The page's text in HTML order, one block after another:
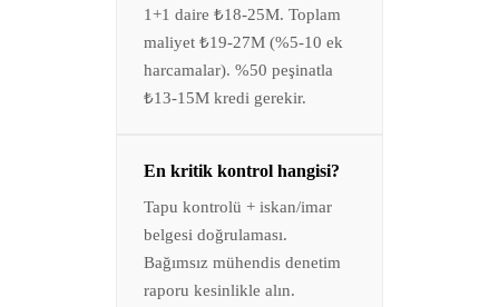
1+1 daire ₺18-25M. Toplam
maliyet ₺19-27M (%5-10 ek
harcamalar). %50 peşinatla
₺13-15M kredi gerekir.
En kritik kontrol hangisi?
Tapu kontrolü + iskan/imar
belgesi doğrulaması.
Bağımsız mühendis denetim
raporu kesinlikle alın.